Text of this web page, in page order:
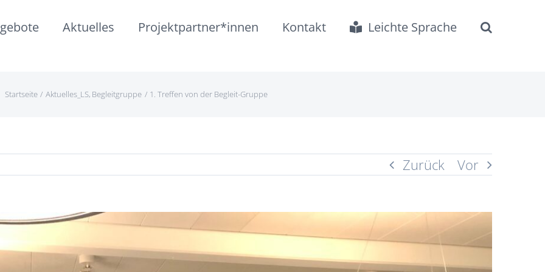
Aktuelles Projektpartner*innen Kontakt Leichte Sprache
Startseite Aktuelles_LS Begleitgruppe 1. Treffen von der Begleit-Gruppe
Zurück Vor